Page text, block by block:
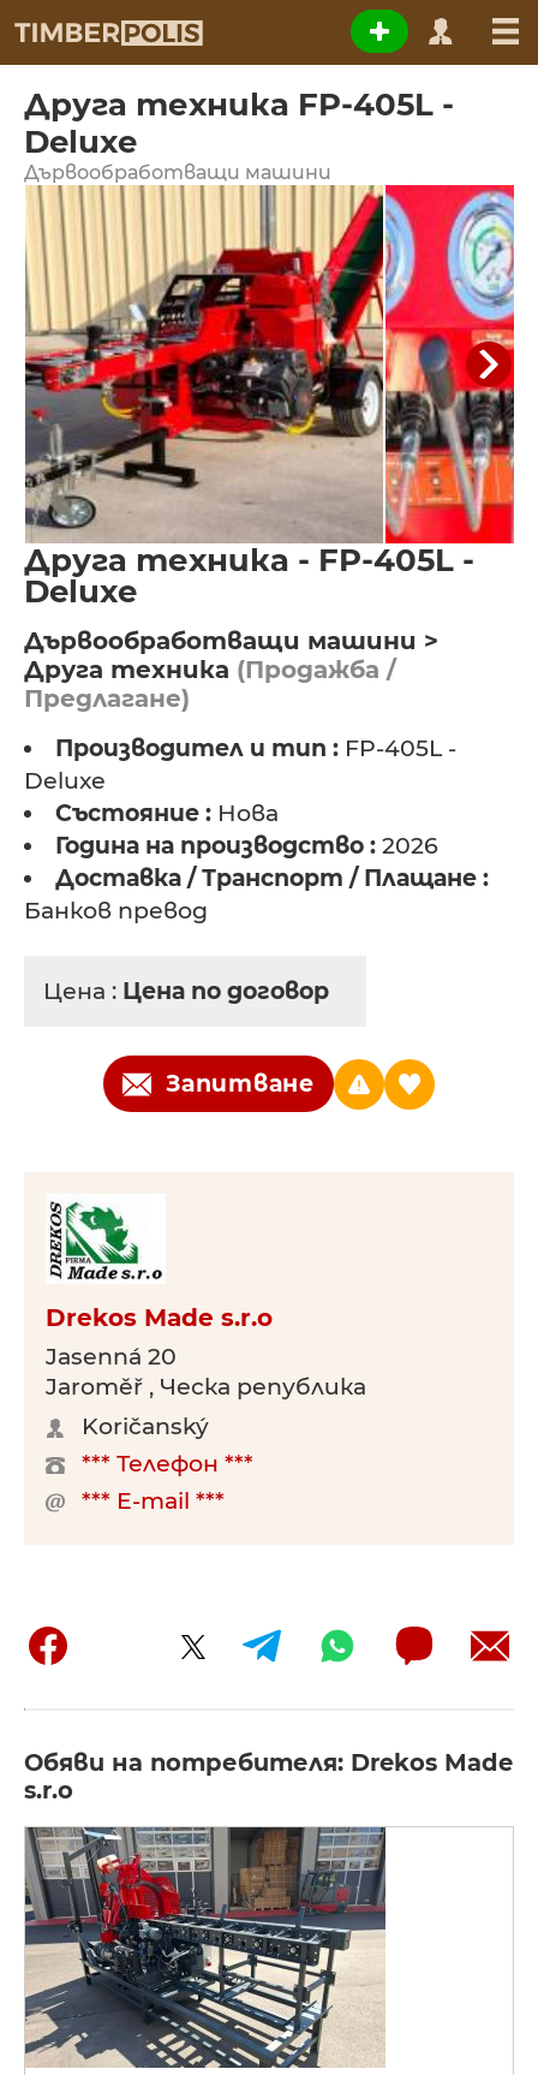
Друга техника FP-405L -
Deluxe
Дървообработващи машини
Друга техника - FP-405L -
Deluxe
Дървообработващи машини >
Друга техника (Продажба /
Предлагане)
Производител и тип : FP-405L -
Deluxe
Състояние : Нова
Година на производство : 2026
Доставка / Транспорт / Плащане :
Банков превод
Цена : Цена по договор
Запитване
Drekos Made s.r.o
Jasenná 20
Jaroměř , Ческа република
Koričanský
*** Телефон ***
*** E-mail ***
Обяви на потребителя: Drekos Made
s.r.o